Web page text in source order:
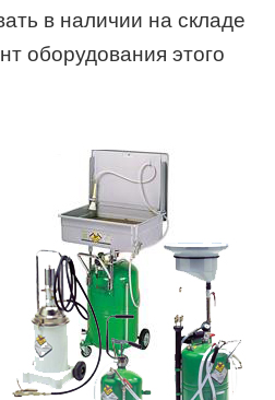
в наличии на складе
оборудования этого